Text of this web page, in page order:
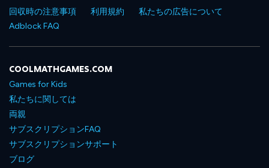
回収時の注意事項
利用規約
私たちの広告について
Adblock FAQ
COOLMATHGAMES.COM
Games for Kids
私たちに関しては
両親
サブスクリプションFAQ
サブスクリプションサポート
ブログ